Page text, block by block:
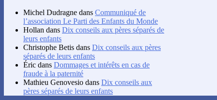
Michel Dudragne dans Communiqué de
l’association Le Parti des Enfants du Monde
Hollan dans Dix conseils aux pères séparés de
leurs enfants
Christophe Betis dans Dix conseils aux pères
séparés de leurs enfants
Éric dans Dommages et intérêts en cas de
fraude à la paternité
Mathieu Genovesio dans Dix conseils aux
pères séparés de leurs enfants